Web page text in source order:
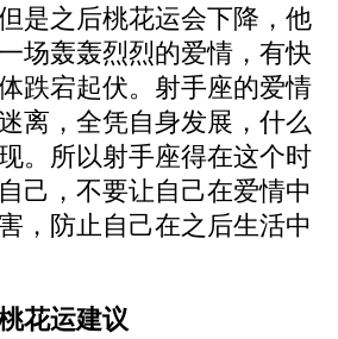
是之后桃花运会下降，他
场轰轰烈烈的爱情，有快
跌宕起伏。射手座的爱情
离，全凭自身发展，什么
。所以射手座得在这个时
己，不要让自己在爱情中
，防止自己在之后生活中
花运建议